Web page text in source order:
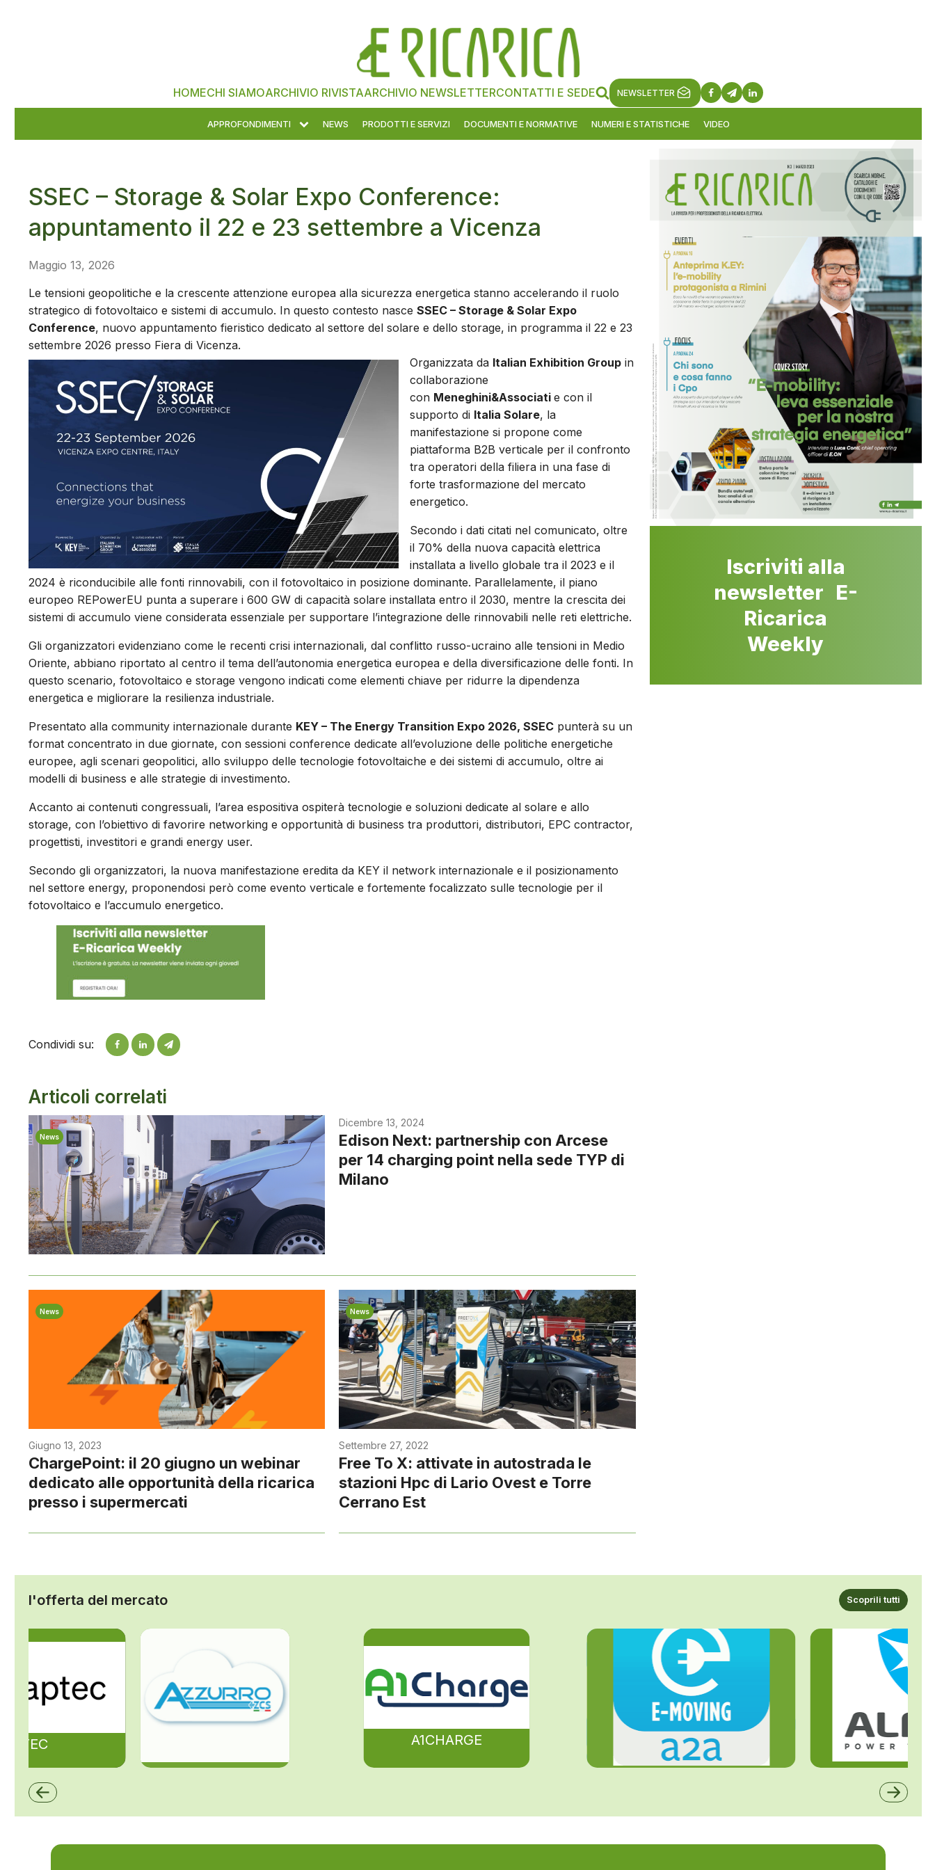
HOMECHI SIAMOARCHIVIO RIVISTAARCHIVIO NEWSLETTERCONTATTI E SEDE NEWSLETTER
APPROFONDIMENTI NEWS PRODOTTI E SERVIZI DOCUMENTI E NORMATIVE NUMERI E STATISTICHE VIDEO
SSEC – Storage & Solar Expo Conference:
appuntamento il 22 e 23 settembre a Vicenza
Maggio 13, 2026
Le tensioni geopolitiche e la crescente attenzione europea alla sicurezza energetica stanno accelerando il ruolo
strategico di fotovoltaico e sistemi di accumulo. In questo contesto nasce SSEC – Storage & Solar Expo
Conference, nuovo appuntamento fieristico dedicato al settore del solare e dello storage, in programma il 22 e 23
settembre 2026 presso Fiera di Vicenza.
Organizzata da Italian Exhibition Group in
collaborazione
con Meneghini&Associati e con il
supporto di Italia Solare, la
manifestazione si propone come
piattaforma B2B verticale per il confronto
tra operatori della filiera in una fase di
forte trasformazione del mercato
energetico.
Secondo i dati citati nel comunicato, oltre
il 70% della nuova capacità elettrica
installata a livello globale tra il 2023 e il
2024 è riconducibile alle fonti rinnovabili, con il fotovoltaico in posizione dominante. Parallelamente, il piano
europeo REPowerEU punta a superare i 600 GW di capacità solare installata entro il 2030, mentre la crescita dei
sistemi di accumulo viene considerata essenziale per supportare l’integrazione delle rinnovabili nelle reti elettriche.
Gli organizzatori evidenziano come le recenti crisi internazionali, dal conflitto russo-ucraino alle tensioni in Medio
Oriente, abbiano riportato al centro il tema dell’autonomia energetica europea e della diversificazione delle fonti. In
questo scenario, fotovoltaico e storage vengono indicati come elementi chiave per ridurre la dipendenza
energetica e migliorare la resilienza industriale.
Presentato alla community internazionale durante KEY – The Energy Transition Expo 2026, SSEC punterà su un
format concentrato in due giornate, con sessioni conference dedicate all’evoluzione delle politiche energetiche
europee, agli scenari geopolitici, allo sviluppo delle tecnologie fotovoltaiche e dei sistemi di accumulo, oltre ai
modelli di business e alle strategie di investimento.
Accanto ai contenuti congressuali, l’area espositiva ospiterà tecnologie e soluzioni dedicate al solare e allo
storage, con l’obiettivo di favorire networking e opportunità di business tra produttori, distributori, EPC contractor,
progettisti, investitori e grandi energy user.
Secondo gli organizzatori, la nuova manifestazione eredita da KEY il network internazionale e il posizionamento
nel settore energy, proponendosi però come evento verticale e fortemente focalizzato sulle tecnologie per il
fotovoltaico e l’accumulo energetico.
Condividi su:
Articoli correlati
News
Dicembre 13, 2024
Edison Next: partnership con Arcese
per 14 charging point nella sede TYP di
Milano
News
Giugno 13, 2023
ChargePoint: il 20 giugno un webinar
dedicato alle opportunità della ricarica
presso i supermercati
News
Settembre 27, 2022
Free To X: attivate in autostrada le
stazioni Hpc di Lario Ovest e Torre
Cerrano Est
Iscriviti alla
newsletter E-
Ricarica
Weekly
l'offerta del mercato Scoprili tutti
A1CHARGE
ZCS Azzurro